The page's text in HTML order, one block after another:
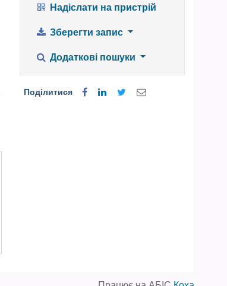
Надіслати на пристрій
Зберегти запис
Додаткові пошуки
Поділитися